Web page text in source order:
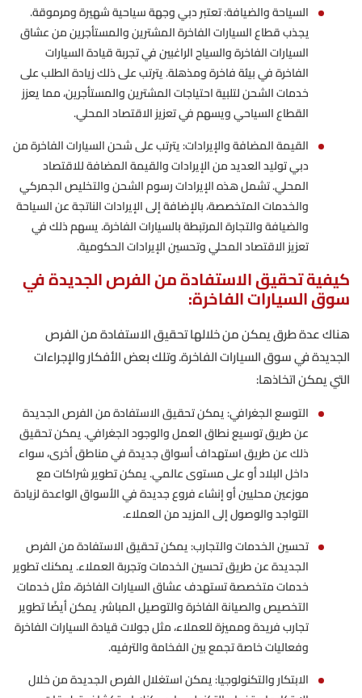
السياحة والضيافة: تعتبر دبي وجهة سياحية شهيرة ومرموقة.
يجذب قطاع السيارات الفاخرة المشترين والمستأجرين من عشاق
السيارات الفاخرة والسياح الراغبين في تجربة قيادة السيارات
الفاخرة في بيئة فاخرة ومذهلة. يترتب على ذلك زيادة الطلب على
خدمات الشحن لتلبية احتياجات المشترين والمستأجرين، مما يعزز
القطاع السياحي ويسهم في تعزيز الاقتصاد المحلي.
القيمة المضافة والإيرادات: يترتب على شحن السيارات الفاخرة من
دبي توليد العديد من الإيرادات والقيمة المضافة للاقتصاد
المحلي. تشمل هذه الإيرادات رسوم الشحن والتخليص الجمركي
والخدمات المتخصصة، بالإضافة إلى الإيرادات الناتجة عن السياحة
والضيافة والتجارة المرتبطة بالسيارات الفاخرة. يسهم ذلك في
تعزيز الاقتصاد المحلي وتحسين الإيرادات الحكومية.
كيفية تحقيق الاستفادة من الفرص الجديدة في
سوق السيارات الفاخرة:
هناك عدة طرق يمكن من خلالها تحقيق الاستفادة من الفرص
الجديدة في سوق السيارات الفاخرة. وتلك بعض الأفكار والإجراءات
التي يمكن اتخاذها:
التوسع الجغرافي: يمكن تحقيق الاستفادة من الفرص الجديدة
عن طريق توسيع نطاق العمل والوجود الجغرافي. يمكن تحقيق
ذلك عن طريق استهداف أسواق جديدة في مناطق أخرى، سواء
داخل البلاد أو على مستوى عالمي. يمكن تطوير شراكات مع
موزعين محليين أو إنشاء فروع جديدة في الأسواق الواعدة لزيادة
التواجد والوصول إلى المزيد من العملاء.
تحسين الخدمات والتجارب: يمكن تحقيق الاستفادة من الفرص
الجديدة عن طريق تحسين الخدمات وتجربة العملاء. يمكنك تطوير
خدمات متخصصة تستهدف عشاق السيارات الفاخرة، مثل خدمات
التخصيص والصيانة الفاخرة والتوصيل المباشر. يمكن أيضًا تطوير
تجارب فريدة ومميزة للعملاء، مثل جولات قيادة السيارات الفاخرة
وفعاليات خاصة تجمع بين الفخامة والترفيه.
الابتكار والتكنولوجيا: يمكن استغلال الفرص الجديدة من خلال